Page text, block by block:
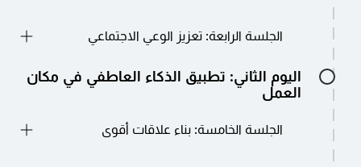
آليات التعامل مع التوتر والضغط بناء المرونة
الجلسة الرابعة: تعزيز الوعي الاجتماعي
ممارسة التعاطف وتبني المنظور التعرف على
العواطف لدى الآخرين وفهمها تحسين مهارات
اليوم الثاني: تطبيق الذكاء العاطفي في مكان
العمل
الجلسة الخامسة: بناء علاقات أقوى